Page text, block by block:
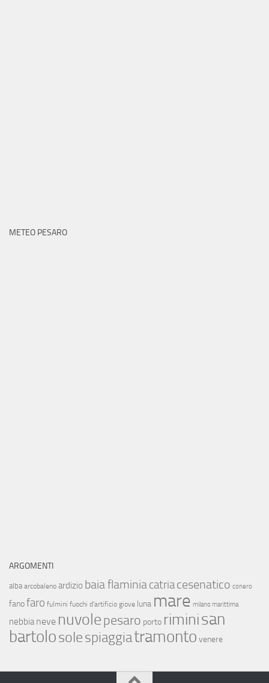
METEO PESARO
ARGOMENTI
alba arcobaleno ardizio baia flaminiacatriacesenatico conero
fanofaro fulmini fuochi d'artificio giove luna mare milano marittima
nebbia neve nuvolepesaro porto riminisan
bartolosolespiaggiatramonto venere